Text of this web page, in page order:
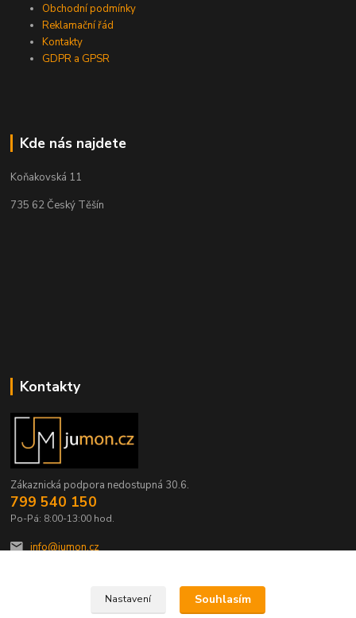
Obchodní podmínky
Reklamační řád
Kontakty
GDPR a GPSR
Kde nás najdete
Koňakovská 11
735 62 Český Těšín
Kontakty
Zákaznická podpora nedostupná 30.6.
799 540 150
Po-Pá: 8:00-13:00 hod.
info@jumon.cz
Nastavení Souhlasím